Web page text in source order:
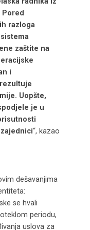
razloga
zaštite na
i
Uopšte,
je u
“, kazao
dešavanjima
se hvali
periodu,
uslova za